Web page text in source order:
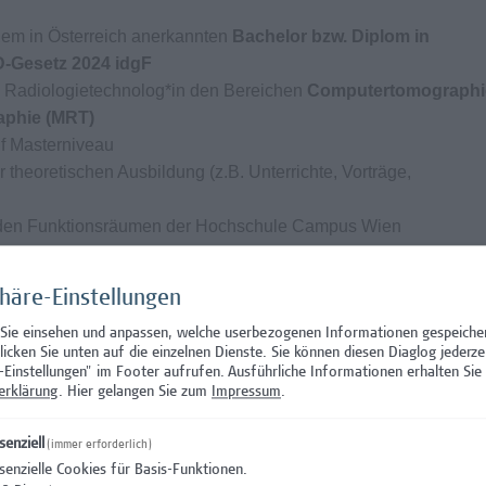
in Österreich anerkannten
Bachelor bzw. Diplom in
Gesetz 2024 idgF
den Bereichen
(MRT)
Masterniveau
theoretischen Ausbildung (z.B. Unterrichte, Vorträge,
Funktionsräumen der Hochschule Campus Wien
bzw. die Bereitschaft zur entsprechenden
Offenheit, Innovationsfähigkeit, Teamorientierung,
Lernbereitschaft
Einstellungen
einsehen und anpassen, welche userbezogenen Informationen
Sie unten auf die einzelnen Dienste. Sie können diesen Diaglog
Einstellungen" im Footer aufrufen. Ausführliche Informationen erhalten Sie
. Hier gelangen Sie zum Impressum.
(immer erforderlich)
Cookies für Basis-Funktionen.